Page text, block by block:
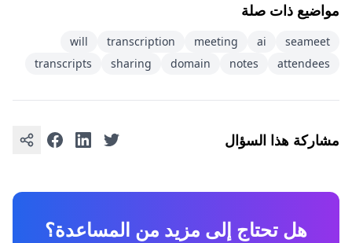
مواضيع ذات صلة
seameet
ai
meeting
transcription
will
attendees
notes
domain
sharing
transcripts
مشاركة هذا السؤال
هل تحتاج إلى مزيد من المساعدة؟